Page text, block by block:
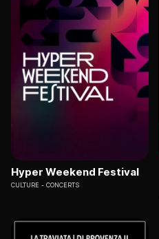
Hyper Weekend Festival
CULTURE CONCERTS